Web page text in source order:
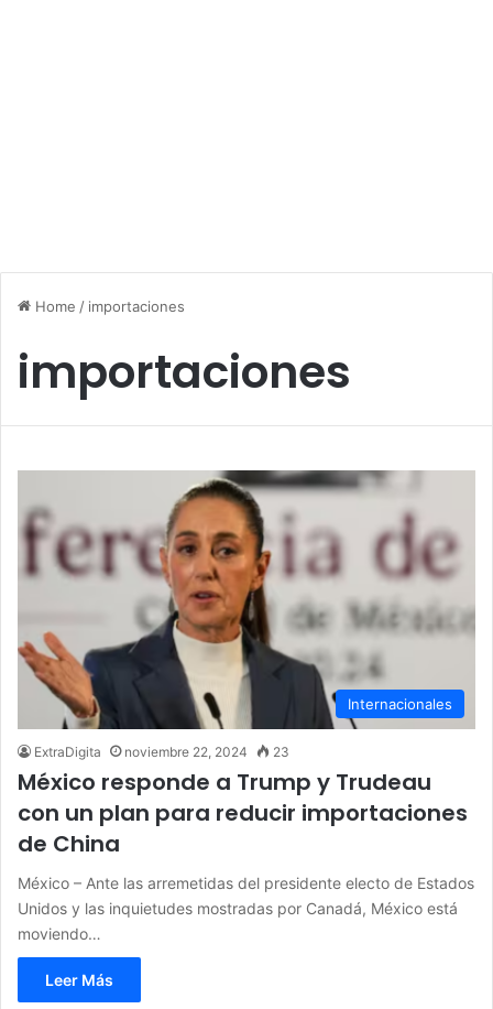
Home / importaciones
importaciones
Internacionales
ExtraDigita noviembre 22, 2024 23
México responde a Trump y Trudeau
con un plan para reducir importaciones
de China
México – Ante las arremetidas del presidente electo de Estados
Unidos y las inquietudes mostradas por Canadá, México está
moviendo…
Leer Más